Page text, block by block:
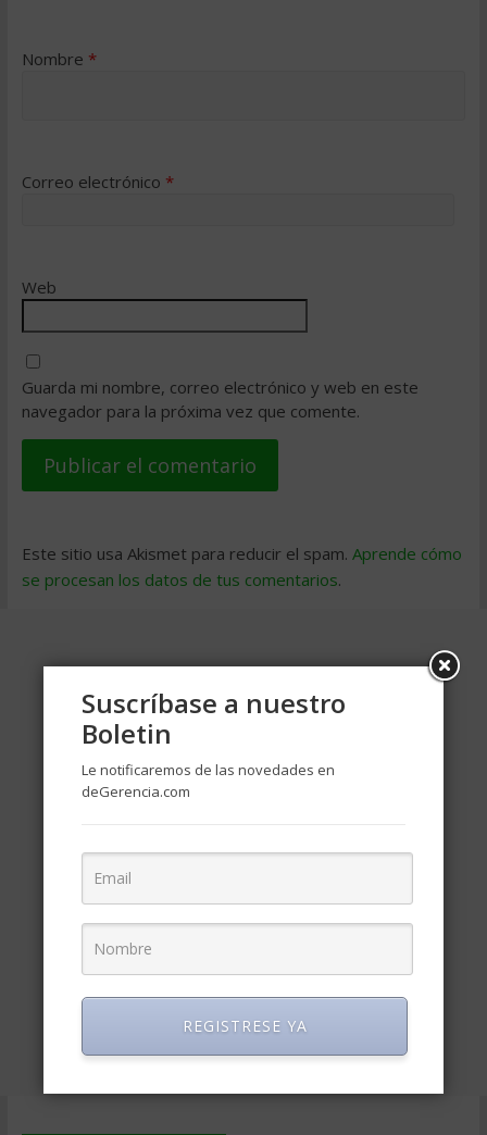
Nombre *
Correo electrónico *
Web
Guarda mi nombre, correo electrónico y web en este
navegador para la próxima vez que comente.
Este sitio usa Akismet para reducir el spam. Aprende cómo
se procesan los datos de tus comentarios.
Suscríbase a nuestro
Boletin
Le notificaremos de las novedades en
deGerencia.com
REGISTRESE YA